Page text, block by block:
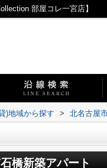
部屋コレ一宮店】
)地域から探す > 北名古屋
橋新築アパート